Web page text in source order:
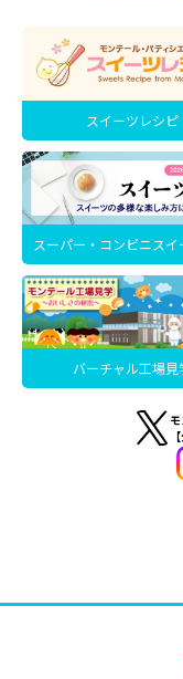
スイーツレシピ
スーパー・コンビニスイ
バーチャル工場見